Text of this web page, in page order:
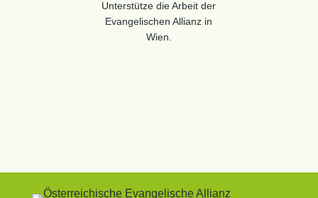
Unterstütze die Arbeit der
Evangelischen Allianz in
Wien.